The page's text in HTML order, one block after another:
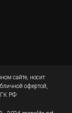
сайте, носит
офертой,
ГК РФ